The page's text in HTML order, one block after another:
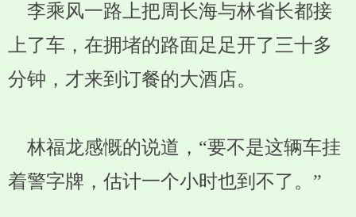
李乘风一路上把周长海与林省长都接
上了车，在拥堵的路面足足开了三十多
分钟，才来到订餐的大酒店。
林福龙感慨的说道，“要不是这辆车挂
着警字牌，估计一个小时也到不了。”